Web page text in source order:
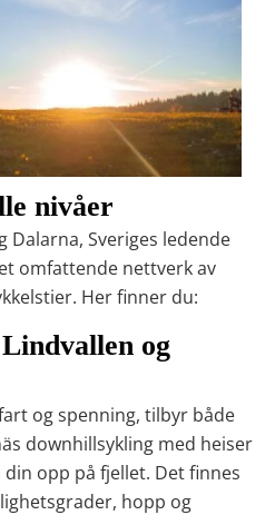
nivåer
Dalarna, Sveriges ledende
omfattende nettverk av
. Her finner du:
og
og spenning, tilbyr både
downhillsykling med heiser
opp på fjellet. Det finnes
hopp og